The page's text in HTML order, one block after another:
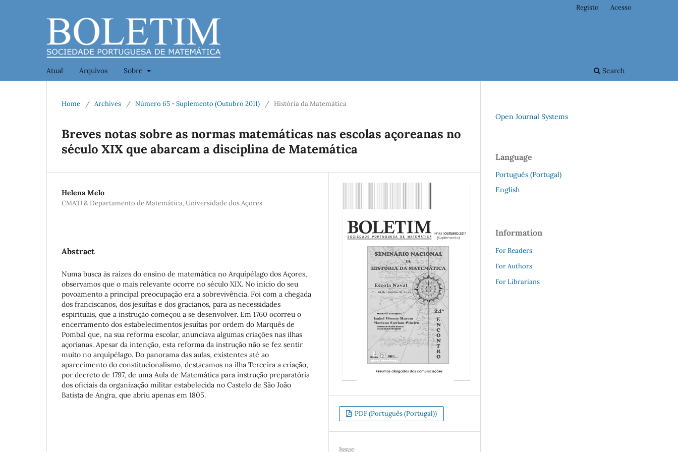
Atual Arquivos Sobre Search
Registo Acesso
Home / Archives / Número 65 - Suplemento (Outubro 2011) / História da Matemática
Breves notas sobre as normas matemáticas nas escolas açoreanas no
século XIX que abarcam a disciplina de Matemática
Helena Melo
CMATI & Departamento de Matemática, Universidade dos Açores
Abstract
Numa busca às raízes do ensino de matemática no Arquipélago dos Açores,
observamos que o mais relevante ocorre no século XIX. No início do seu
povoamento a principal preocupação era a sobrevivência. Foi com a chegada
dos franciscanos, dos jesuítas e dos gracianos, para as necessidades
espirituais, que a instrução começou a se desenvolver. Em 1760 ocorreu o
encerramento dos estabelecimentos jesuítas por ordem do Marquês de
Pombal que, na sua reforma escolar, anunciava algumas criações nas ilhas
açorianas. Apesar da intenção, esta reforma da instrução não se fez sentir
muito no arquipélago. Do panorama das aulas, existentes até ao
aparecimento do constitucionalismo, destacamos na ilha Terceira a criação,
por decreto de 1797, de uma Aula de Matemática para instrução preparatória
dos oficiais da organização militar estabelecida no Castelo de São João
Batista de Angra, que abriu apenas em 1805.
PDF (Português (Portugal))
Issue
Open Journal Systems
Language
Português (Portugal)
English
Information
For Readers
For Authors
For Librarians